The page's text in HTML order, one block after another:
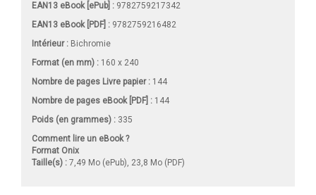
EAN13 eBook [ePub] : 9782759217342
EAN13 eBook [PDF] : 9782759216482
Intérieur : Bichromie
Format (en mm) : 160 x 240
Nombre de pages Livre papier: 144
Nombre de pages eBook [PDF] : 144
Poids (en grammes) : 335
Comment lire un eBook ?
Format Onix
Taille(s) : 7,49 Mo (ePub), 23,8 Mo (PDF)